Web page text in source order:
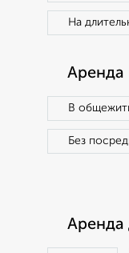
На
Аренда
В
Без
Аренда